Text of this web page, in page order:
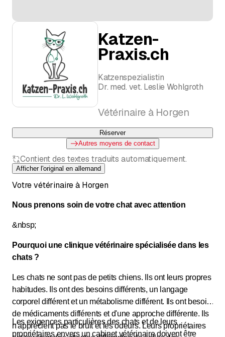
Katzen-
Praxis.ch
Katzenspezialistin
Dr. med. vet. Leslie Wohlgroth
Vétérinaire à Horgen
Réserver
Autres moyens de contact
Contient des textes traduits automatiquement.
Afficher l'original en allemand
Votre vétérinaire à Horgen
Nous prenons soin de votre chat avec attention
&nbsp;
Pourquoi une clinique vétérinaire spécialisée dans les
chats ?
Les chats ne sont pas de petits chiens. Ils ont leurs propres
habitudes. Ils ont des besoins différents, un langage
corporel différent et un métabolisme différent. Ils ont besoin
de médicaments différents et d'une approche différente. Ils
n'apprécient pas le bruit et les odeurs. Leurs propriétaires
Les exigences particulières des chats et de leurs
propriétaires envers un cabinet vétérinaire doivent être